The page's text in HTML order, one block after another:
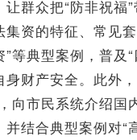
让群众把“防非祝福
集资的特征、常见
”等典型案例，普及
身财产安全。此外
向市民系统介绍
并结合典型案例对“